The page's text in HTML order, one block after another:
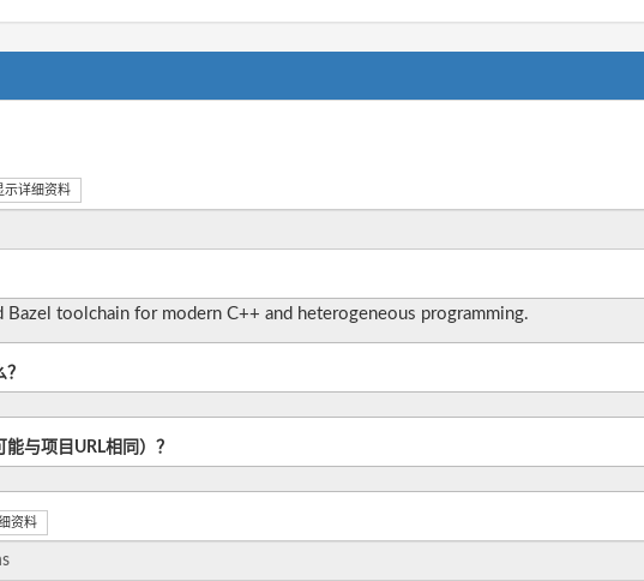
示详细资料
Bazel toolchain for modern C++ and heterogeneous programming.
与项目URL相同）？
资料